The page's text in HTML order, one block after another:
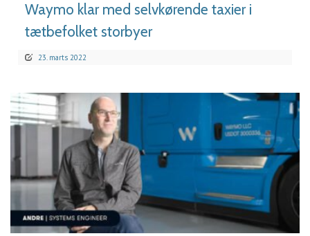
Waymo klar med selvkørende taxier i
tætbefolket storbyer
23. marts 2022
LÆS MERE